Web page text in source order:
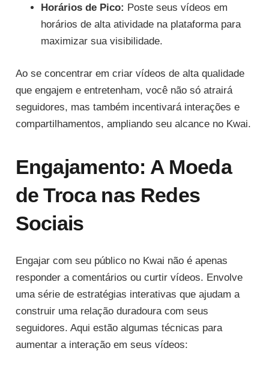
Horários de Pico: Poste seus vídeos em
horários de alta atividade na plataforma para
maximizar sua visibilidade.
Ao se concentrar em criar vídeos de alta qualidade
que engajem e entretenham, você não só atrairá
seguidores, mas também incentivará interações e
compartilhamentos, ampliando seu alcance no Kwai.
Engajamento: A Moeda
de Troca nas Redes
Sociais
Engajar com seu público no Kwai não é apenas
responder a comentários ou curtir vídeos. Envolve
uma série de estratégias interativas que ajudam a
construir uma relação duradoura com seus
seguidores. Aqui estão algumas técnicas para
aumentar a interação em seus vídeos: